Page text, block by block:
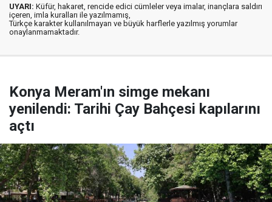
UYARI: Küfür, hakaret, rencide edici cümleler veya imalar, inançlara saldırı
içeren, imla kuralları ile yazılmamış,
Türkçe karakter kullanılmayan ve büyük harflerle yazılmış yorumlar
onaylanmamaktadır.
Konya Meram'ın simge mekanı
yenilendi: Tarihi Çay Bahçesi kapılarını
açtı